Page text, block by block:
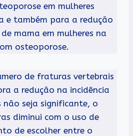
em mulheres
e também para a redução
mama em mulheres na
osteoporose.
de fraturas vertebrais
a redução na incidência
seja significante, o
diminui com o uso de
de escolher entre o